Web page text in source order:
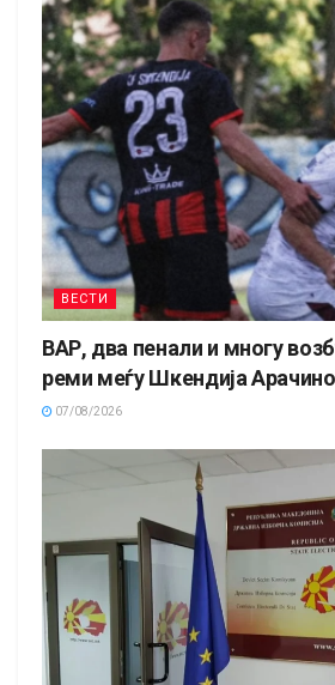
ВЕСТИ
ВАР, два пенали и многу
реми меѓу Шкендија
07/08/2026